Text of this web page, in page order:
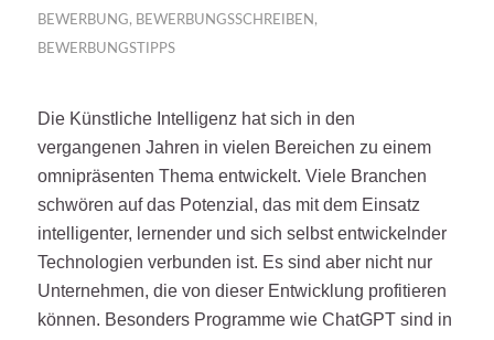
BEWERBUNG, BEWERBUNGSSCHREIBEN ,
BEWERBUNGSTIPPS
Die Künstliche Intelligenz hat sich in den
vergangenen Jahren in vielen Bereichen zu einem
omnipräsenten Thema entwickelt. Viele Branchen
schwören auf das Potenzial, das mit dem Einsatz
intelligenter, lernender und sich selbst entwickelnder
Technologien verbunden ist. Es sind aber nicht nur
Unternehmen, die von dieser Entwicklung profitieren
können. Besonders Programme wie ChatGPT sind in